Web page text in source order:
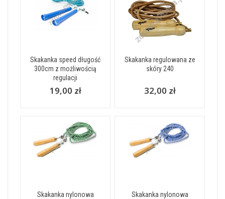
Skakanka speed długość
300cm z możliwością
regulacji
19,00 zł
Skakanka regulowana ze
skóry 240
32,00 zł
Skakanka nylonowa
Skakanka nylonowa